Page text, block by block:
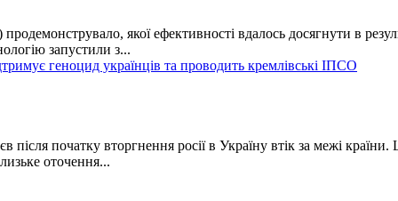
якої ефективності вдалось досягнути в
запустили з...
геноцид українців та проводить кремлівські ІПСО
початку вторгнення росії в Україну втік за межі
оточення...